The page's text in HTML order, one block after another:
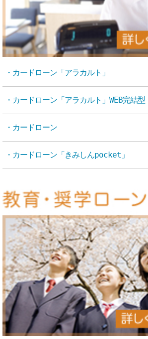
・カードローン「アラカルト」
・カードローン「アラカルト」WEB完結型
・カードローン
・カードローン「きみしんpocket」